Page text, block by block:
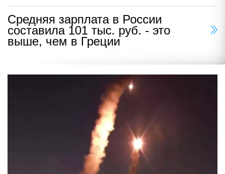
Средняя зарплата в России
составила 101 тыс. руб. - это
выше, чем в Греции